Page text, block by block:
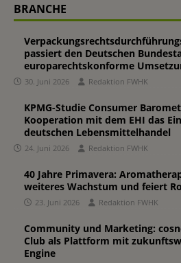
BRANCHE
passiert den Deutschen
europarechtskonforme
30. Juni 2026 Redaktion FWHK
KPMG-Studie Consumer
Kooperation mit dem EHI das
deutschen Lebensmittelhandel
24. Juni 2026 Redaktion FWHK
40 Jahre Primavera:
weiteres Wachstum und feiert
23. Juni 2026 Redaktion FWHK
Community und Marketing:
Club als Plattform mit
Engine